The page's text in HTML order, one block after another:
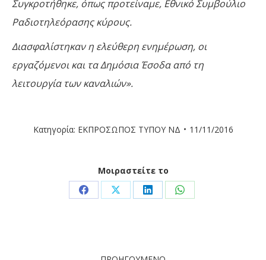
Συγκροτήθηκε, όπως προτείναμε, Εθνικό Συμβούλιο
Ραδιοτηλεόρασης κύρους.
Διασφαλίστηκαν η ελεύθερη ενημέρωση, οι
εργαζόμενοι και τα Δημόσια Έσοδα από τη
λειτουργία των καναλιών».
Κατηγορία: ΕΚΠΡΟΣΩΠΟΣ ΤΥΠΟΥ ΝΔ 11/11/2016
Μοιραστείτε το
Share Share Share Share